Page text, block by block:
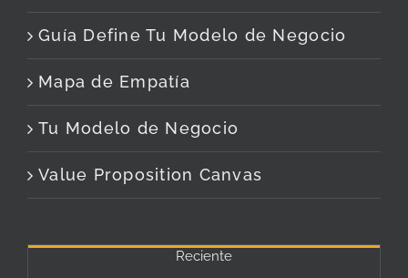
Guía Define Tu Modelo de Negocio
Mapa de Empatía
Tu Modelo de Negocio
Value Proposition Canvas
Reciente